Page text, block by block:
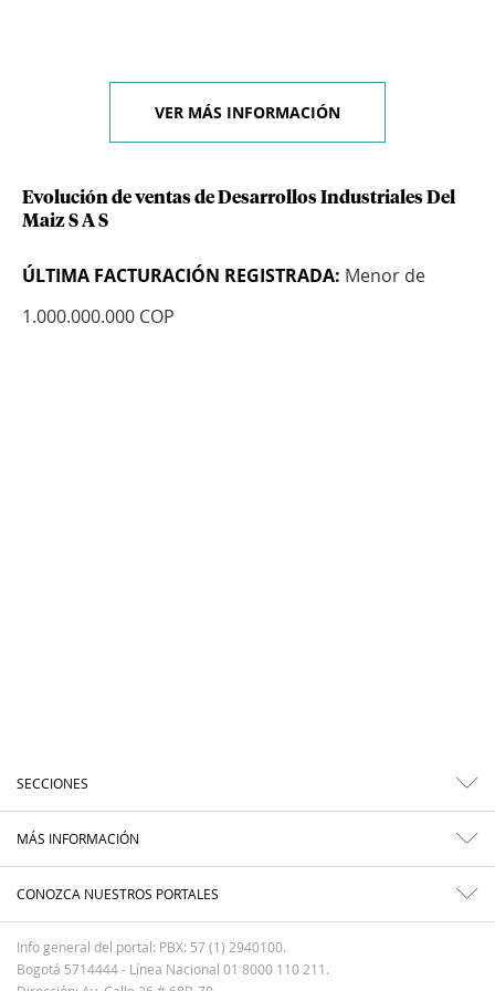
VER MÁS INFORMACIÓN
Evolución de ventas de Desarrollos Industriales Del
Maiz S A S
ÚLTIMA FACTURACIÓN REGISTRADA: Menor de
1.000.000.000 COP
SECCIONES
MÁS INFORMACIÓN
CONOZCA NUESTROS PORTALES
Info general del portal: PBX: 57 (1) 2940100.
Bogotá 5714444 - Línea Nacional 01 8000 110 211.